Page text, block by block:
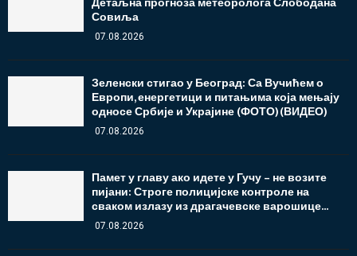
Совиља
07.08.2026
Зеленски стигао у Београд: Са Вучићем о
Европи, енергетици и питањима која мењају
односе Србије и Украјине (ФОТО)(ВИДЕО)
07.08.2026
Памет у главу ако идете у Гучу – не возите
пијани: Строге полицијске контроле на
сваком излазу из драгачевске варошице...
07.08.2026